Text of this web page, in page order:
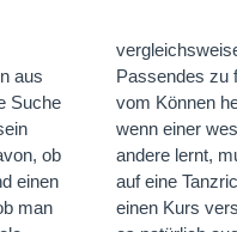
aus
Suche
ob
einen
man
Passendes zu
vom Können
wenn einer
andere lernt,
auf eine
einen Kurs